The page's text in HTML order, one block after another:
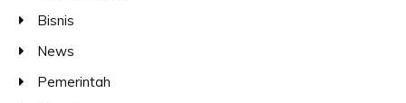
Bisnis
News
Pemerintah